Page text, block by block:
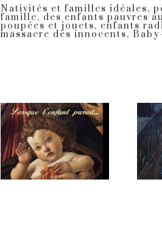
Nativités et familles idéales,
famille, des enfants pauvres
poupées et jouets, enfants
massacre des innocents,